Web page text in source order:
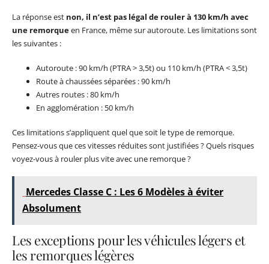
La réponse est non, il n’est pas légal de rouler à 130 km/h avec
une remorqueen France, même sur autoroute. Les limitations sont
les suivantes :
Autoroute : 90 km/h (PTRA > 3,5t) ou 110 km/h (PTRA < 3,5t)
Route à chaussées séparées : 90 km/h
Autres routes : 80 km/h
En agglomération : 50 km/h
Ces limitations s’appliquent quel que soit le type de remorque.
Pensez-vous que ces vitesses réduites sont justifiées ? Quels risques
voyez-vous à rouler plus vite avec une remorque ?
Mercedes Classe C : Les 6 Modèles à éviter
Absolument
Les exceptions pour les véhicules légers et
les remorques légères